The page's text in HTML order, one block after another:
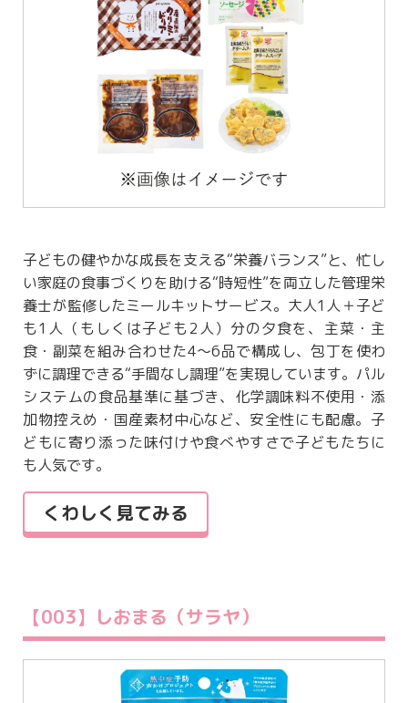
子どもの健やかな成長を支える“栄養バランス”と、忙し
い家庭の食事づくりを助ける“時短性”を両立した管理栄
養士が監修したミールキットサービス。大人1人＋子ど
も1人（もしくは子ども2人）分の夕食を、主菜・主
食・副菜を組み合わせた4～6品で構成し、包丁を使わ
ずに調理できる“手間なし調理”を実現しています。パル
システムの食品基準に基づき、化学調味料不使用・添
加物控えめ・国産素材中心など、安全性にも配慮。子
どもに寄り添った味付けや食べやすさで子どもたちに
も人気です。
くわしく見てみる
【003】しおまる（サラヤ）